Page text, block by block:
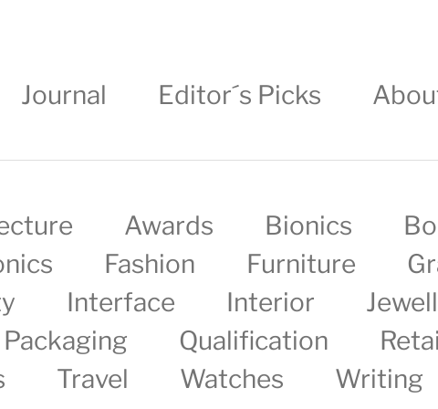
Journal Editor´s Picks
Awards Bionics
Fashion Furniture
Interface Interior
Packaging Qualification
Travel Watches Writing